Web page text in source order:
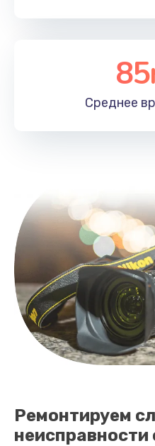
Среднее
Ремонтируем